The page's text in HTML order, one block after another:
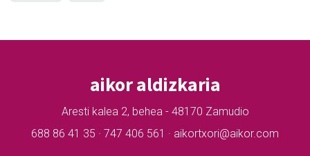
aikor aldizkaria
Aresti kalea 2, behea - 48170 Zamudio
688 86 41 35 · 747 406 561 · aikortxori@aikor.com